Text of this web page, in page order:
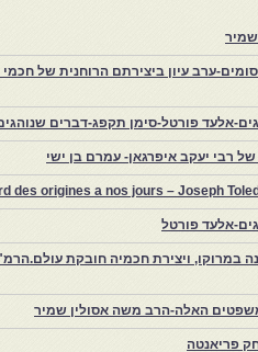
ערב עיון ביצירתם הרוחנית של
אלעד פורטל-סימן תקפג-דברים
רבי יעקב איפרגאן- עמרם בן ישי
des origines a nos jours – Joseph
אלעד פורטל
האלה-הרב משה אסולין שמיר
פריאנטה